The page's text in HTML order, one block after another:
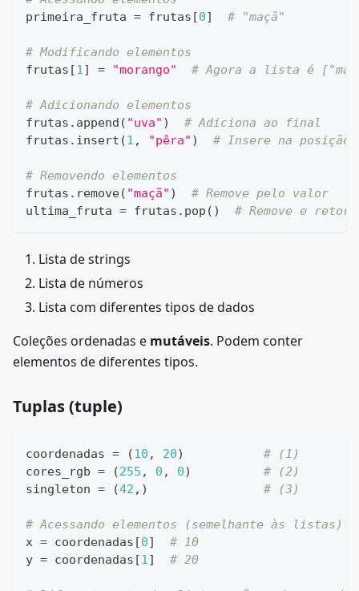
primeira_fruta = frutas [0] # "maçã"
# Modificando elementos
frutas [1] = "morango" # Agora a lista é
# Adicionando elementos
frutas . append ( "uva" )
# Adiciona ao final
frutas . insert (1 , "pêra" ) # Insere na posição
# Removendo elementos
frutas . remove( "maçã" )
# Remove pelo valor
ultima_fruta = frutas . pop ( ) # Remove e
Lista de strings
Lista de números
Lista com diferentes tipos de dados
Coleções ordenadas e mutáveis. Podem conter
elementos de diferentes tipos.
Tuplas (tuple)
coordenadas = (10 , 20)
# (1)
cores_rgb = (255 , 0 , 0)
# (2)
singleton = (42 , ) # (3)
# Acessando elementos (semelhante às listas)
x = coordenadas [0]
# 10
y = coordenadas [1] # 20